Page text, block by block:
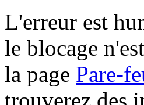
L'erreur est
le blocage
la page Pare-